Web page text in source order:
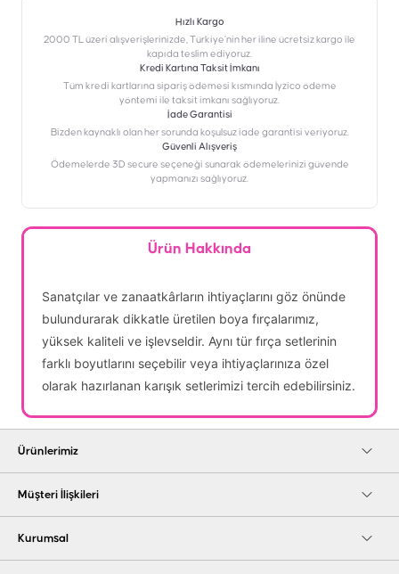
Hızlı Kargo
2000 TL üzeri alışverişlerinizde, Türkiye’nin her iline ücretsiz kargo ile
kapıda teslim ediyoruz.
Kredi Kartına Taksit İmkanı
‎Tüm kredi kartlarına sipariş ödemesi kısmında İyzico ödeme
yöntemi ile taksit imkanı sağlıyoruz.
İade Garantisi
Bizden kaynaklı olan her sorunda koşulsuz iade garantisi veriyoruz.
Güvenli Alışveriş
Ödemelerde 3D secure seçeneği sunarak ödemelerinizi güvende
yapmanızı sağlıyoruz.
Ürün Hakkında
Sanatçılar ve zanaatkârların ihtiyaçlarını göz önünde
bulundurarak dikkatle üretilen boya fırçalarımız,
yüksek kaliteli ve işlevseldir. Aynı tür fırça setlerinin
farklı boyutlarını seçebilir veya ihtiyaçlarınıza özel
olarak hazırlanan karışık setlerimizi tercih edebilirsiniz.
Ürünlerimiz
Müşteri İlişkileri
Kurumsal